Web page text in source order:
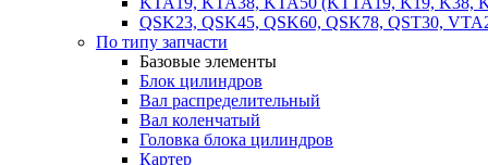
QSK23, QSK45, QSK60, QSK78, QST30,
По типу запчасти
Базовые элементы
Блок цилиндров
Вал распределительный
Вал коленчатый
Головка блока цилиндров
Картер